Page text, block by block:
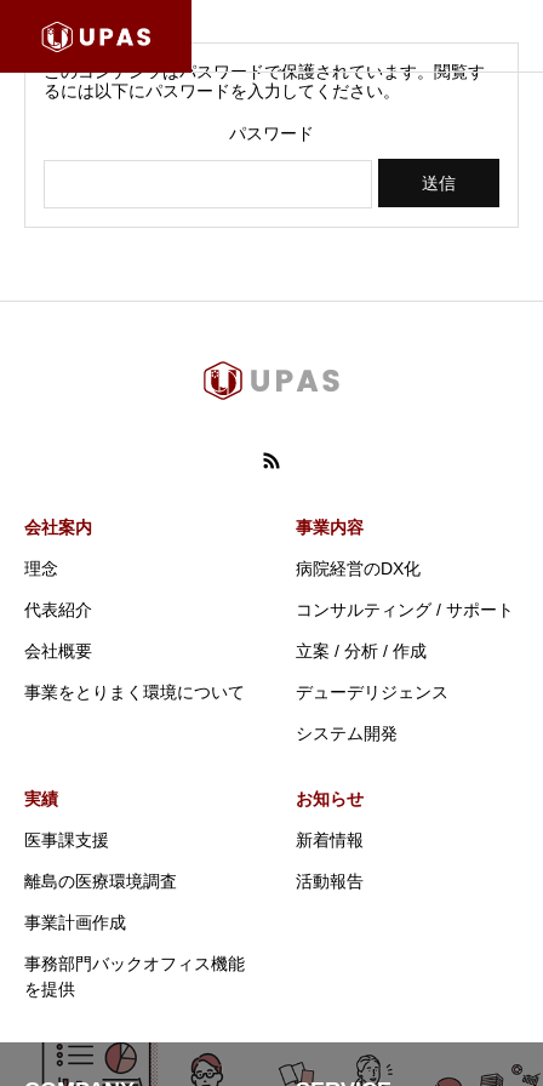
このコンテンツはパスワードで保護されています。閲覧す
るには以下にパスワードを入力してください。
パスワード
会社案内
理念
代表紹介
会社概要
事業をとりまく環境について
事業内容
病院経営のDX化
コンサルティング / サポート
立案 / 分析 / 作成
デューデリジェンス
システム開発
実績
医事課支援
離島の医療環境調査
事業計画作成
事務部門バックオフィス機能
を提供
お知らせ
新着情報
活動報告